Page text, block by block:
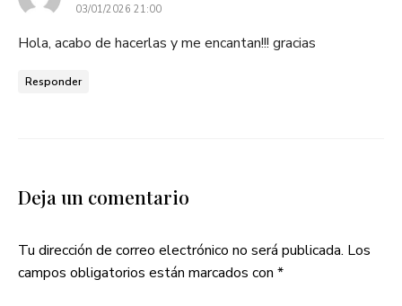
03/01/2026 21:00
Hola, acabo de hacerlas y me encantan!!! gracias
Responder
Deja un comentario
Tu dirección de correo electrónico no será publicada. Los
campos obligatorios están marcados con *